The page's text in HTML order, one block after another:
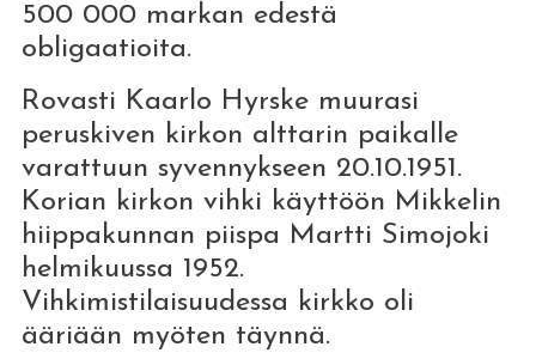
500 000 markan edestä
obligaatioita.
Rovasti Kaarlo Hyrske muurasi
peruskiven kirkon alttarin paikalle
varattuun syvennykseen 20.10.1951.
Korian kirkon vihki käyttöön Mikkelin
hiippakunnan piispa Martti Simojoki
helmikuussa 1952.
Vihkimistilaisuudessa kirkko oli
ääriään myöten täynnä.